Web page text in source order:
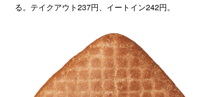
る。テイクアウト237円、イートイン242円。